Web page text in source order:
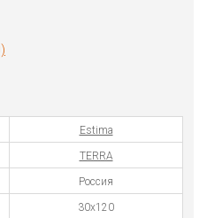
Estima
TERRA
Россия
30x120